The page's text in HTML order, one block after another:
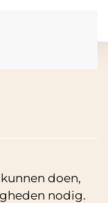
doen,
nodig.